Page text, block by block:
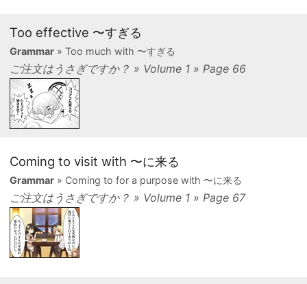
Too effective 〜すぎる
Grammar» Too much with 〜すぎる
ご注文はうさぎですか？ » Volume 1 » Page 66
Coming to visit with 〜に来る
Grammar» Coming to for a purpose with 〜に来る
ご注文はうさぎですか？ » Volume 1 » Page 67